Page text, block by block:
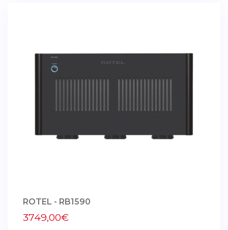
ROTEL - RB1590
3749,00€